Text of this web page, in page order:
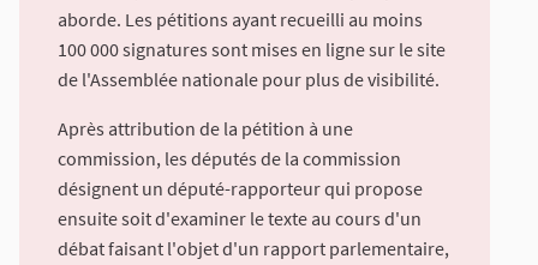
aborde. Les pétitions ayant recueilli au moins
100 000 signatures sont mises en ligne sur le site
de l'Assemblée nationale pour plus de visibilité.
Après attribution de la pétition à une
commission, les députés de la commission
désignent un député-rapporteur qui propose
ensuite soit d'examiner le texte au cours d'un
débat faisant l'objet d'un rapport parlementaire,